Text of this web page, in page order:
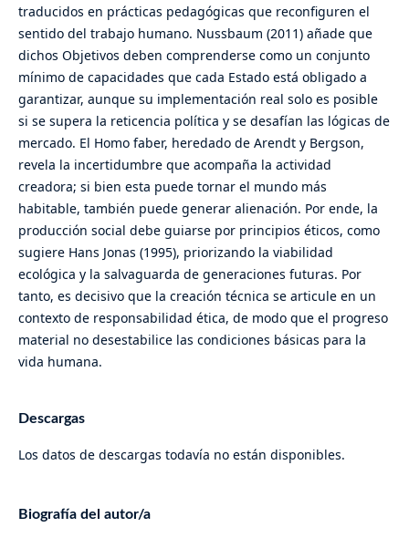
traducidos en prácticas pedagógicas que reconfiguren el
sentido del trabajo humano. Nussbaum (2011) añade que
dichos Objetivos deben comprenderse como un conjunto
mínimo de capacidades que cada Estado está obligado a
garantizar, aunque su implementación real solo es posible
si se supera la reticencia política y se desafían las lógicas de
mercado. El Homo faber, heredado de Arendt y Bergson,
revela la incertidumbre que acompaña la actividad
creadora; si bien esta puede tornar el mundo más
habitable, también puede generar alienación. Por ende, la
producción social debe guiarse por principios éticos, como
sugiere Hans Jonas (1995), priorizando la viabilidad
ecológica y la salvaguarda de generaciones futuras. Por
tanto, es decisivo que la creación técnica se articule en un
contexto de responsabilidad ética, de modo que el progreso
material no desestabilice las condiciones básicas para la
vida humana.
Descargas
Los datos de descargas todavía no están disponibles.
Biografía del autor/a